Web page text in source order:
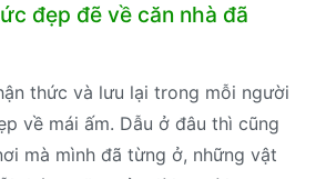
đẹp đẽ về căn nhà đã
thức và lưu lại trong mỗi người
về mái ấm. Dẫu ở đâu thì cũng
mà mình đã từng ở, những vật